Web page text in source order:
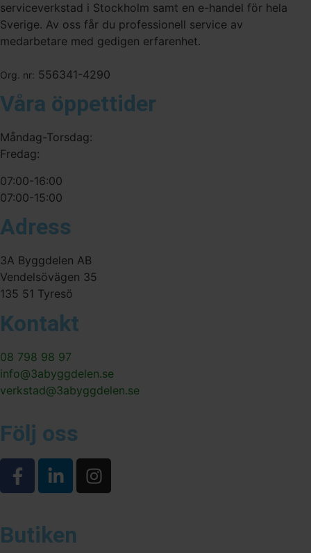
serviceverkstad i Stockholm samt en e-handel för hela
Sverige. Av oss får du professionell service av
medarbetare med gedigen erfarenhet.
Org. nr: 556341-4290
Våra öppettider
Måndag-Torsdag:
Fredag:
07:00-16:00
07:00-15:00
Adress
3A Byggdelen AB
Vendelsövägen 35
135 51 Tyresö
Kontakt
08 798 98 97
info@3abyggdelen.se
verkstad@3abyggdelen.se
Följ oss
Butiken